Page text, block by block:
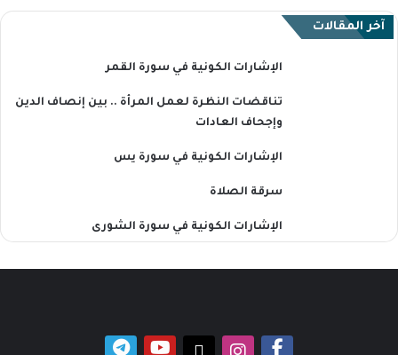
آخر المقالات
الإشارات الكونية في سورة القمر
تناقضات النظرة لعمل المرأة .. بين إنصاف الدين
وإجحاف العادات
الإشارات الكونية في سورة يس
سرقة الصلاة
الإشارات الكونية في سورة الشورى